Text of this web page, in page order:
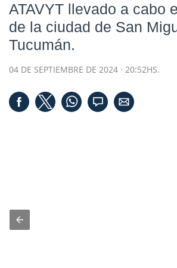
ATAVYT llevado a cabo
de la ciudad de San
Tucumán.
04 DE SEPTIEMBRE DE 2024 · 20:52HS.